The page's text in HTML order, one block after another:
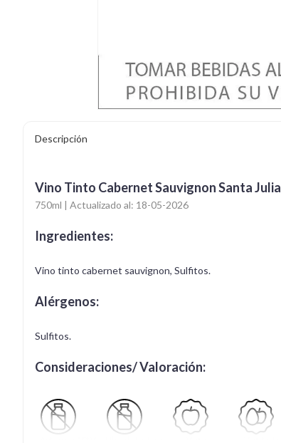
Descripción
Vino Tinto Cabernet Sauvignon Santa Julia
750ml | Actualizado al: 18-05-2026
Ingredientes:
Vino tinto cabernet sauvignon, Sulfitos.
Alérgenos:
Sulfitos.
Consideraciones/ Valoración: